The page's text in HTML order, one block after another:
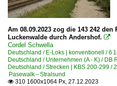
Am 08.09.2023 zog die 143 242 den
Luckenwalde durch Andershof. 
Cordel Schwella
Deutschland / E-Loks | konventionell /
Deutschland / Unternehmen (A - K) / DB
Deutschland / Strecken | KBS 200-299
Pasewalk – Stralsund
 310 1600x1064 Px, 27.12.2023